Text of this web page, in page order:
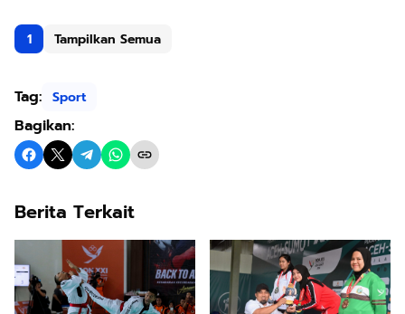
1 Tampilkan Semua
Tag: Sport
Bagikan:
Berita Terkait